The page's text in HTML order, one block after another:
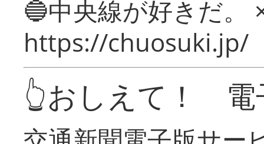
🔵中央線が好きだ。
https://chuosuki.jp/
👆おしえて！ 電